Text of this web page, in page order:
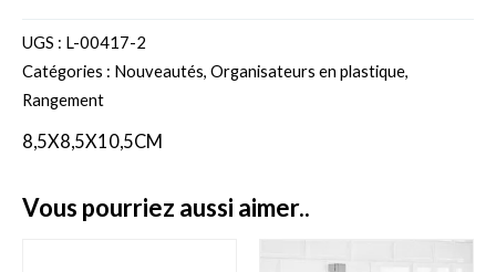
UGS : L-00417-2
Catégories : Nouveautés, Organisateurs en plastique,
Rangement
8,5X8,5X10,5CM
vous pourriez aussi aimer..